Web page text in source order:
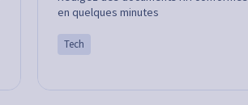
en quelques minutes
Tech